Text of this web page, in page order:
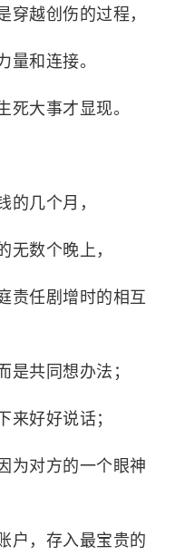
穿越创伤的过程，
量和连接。
死大事才显现。
的几个月，
无数个晚上，
责任剧增时的相互
是共同想办法；
来好好说话；
为对方的一个眼神
户，存入最宝贵的